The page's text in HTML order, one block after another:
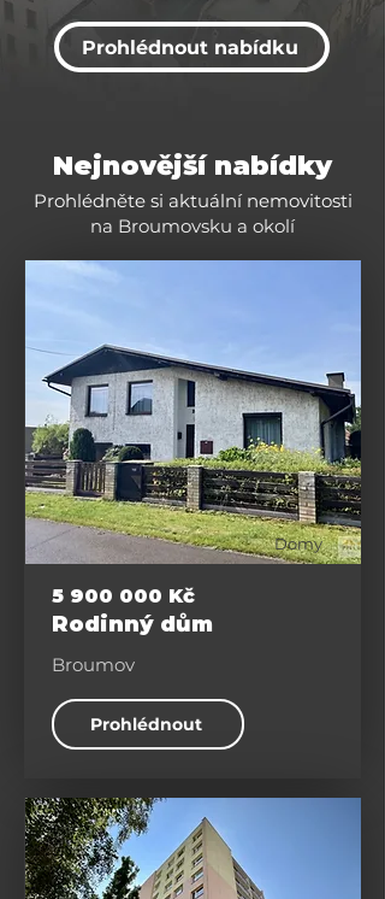
Prohlédnout nabídku
Nejnovější nabídky
Prohlédněte si aktuální nemovitosti
na Broumovsku a okolí
Domy
5 900 000 Kč
Rodinný dům
Broumov
Prohlédnout